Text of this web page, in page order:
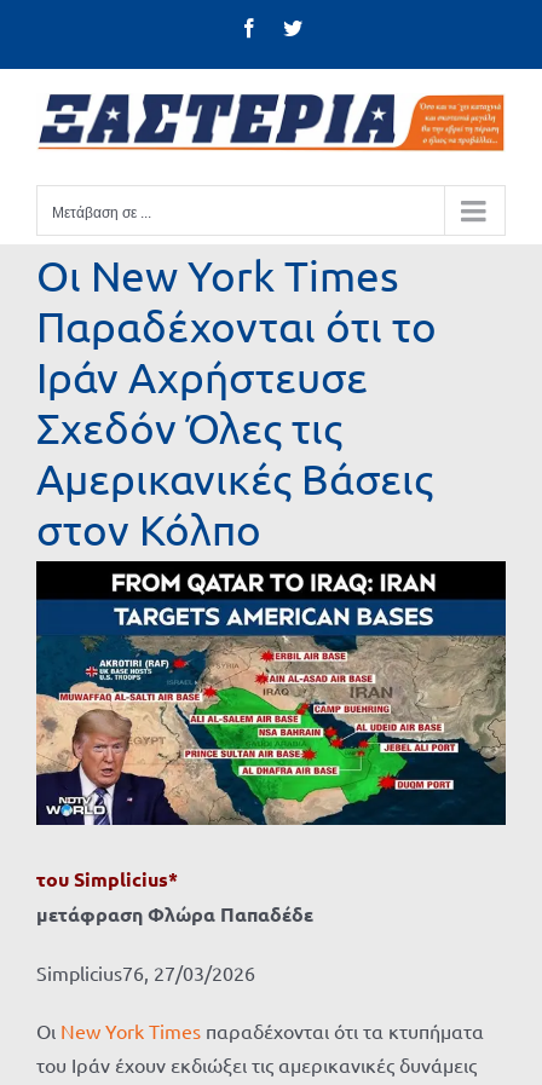
FacebookTwitter
Μετάβαση σε ...
Οι New York Times
Παραδέχονται ότι το
Ιράν Αχρήστευσε
Σχεδόν Όλες τις
Αμερικανικές Βάσεις
στον Κόλπο
Προβολή
μεγαλύτερης
εικόνας
τουSimplicius*
μετάφραση Φλώρα Παπαδέδε
Simplicius76, 27/03/2026
Οι New York Times παραδέχονται ότι τα κτυπήματα
του Ιράν έχουν εκδιώξει τις αμερικανικές δυνάμεις